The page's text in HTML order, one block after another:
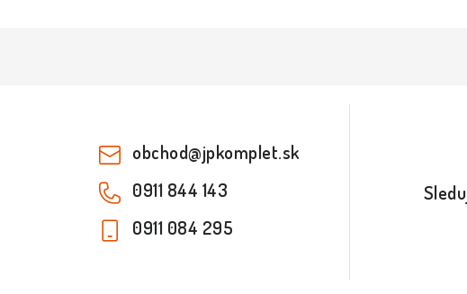
obchod@jpkomplet.sk
0911 844 143
0911 084 295